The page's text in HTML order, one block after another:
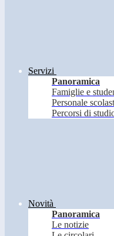
Servizi
Panoramica
Famiglie e
Personale
Percorsi di
Novità
Panoramica
Le notizie